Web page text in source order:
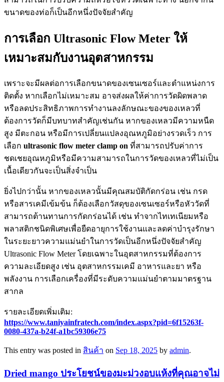
ขนาดของท่อก็เป็นอีกหนึ่งปัจจัยสำคัญ
การเลือก Ultrasonic Flow Meter ให้
เหมาะสมกับงานอุตสาหกรรม
เพราะจะมีผลต่อการเลือกขนาดของเซนเซอร์และตำแหน่งการ
ติดตั้ง หากเลือกไม่เหมาะสม อาจส่งผลให้ค่าการวัดผิดพลาด
หรือลดประสิทธิภาพการทำงานลงลักษณะของของเหลวที่
ต้องการวัดก็มีบทบาทสำคัญเช่นกัน หากของเหลวมีความหนืด
สูง มีตะกอน หรือมีการเปลี่ยนแปลงอุณหภูมิอย่างรวดเร็ว การ
เลือก ultrasonic flow meter clamp on ที่สามารถปรับค่าการ
ชดเชยอุณหภูมิหรือมีความสามารถในการวัดของเหลวที่ไม่เป็น
เนื้อเดียวกันจะเป็นสิ่งจำเป็น
ยิ่งไปกว่านั้น หากของเหลวนั้นมีคุณสมบัติกัดกร่อน เช่น กรด
หรือสารเคมีเข้มข้น ก็ต้องเลือกวัสดุของเซนเซอร์หรือหัววัดที่
สามารถต้านทานการกัดกร่อนได้ เช่น ทำจากไทเทเนียมหรือ
พลาสติกชนิดพิเศษเพื่อยืดอายุการใช้งานและลดค่าบำรุงรักษา
ในระยะยาวความแม่นยำในการวัดเป็นอีกหนึ่งปัจจัยสำคัญ
Ultrasonic Flow Meter โดยเฉพาะในอุตสาหกรรมที่ต้องการ
ความละเอียดสูง เช่น อุตสาหกรรมเคมี อาหารและยา หรือ
พลังงาน การเลือกเครื่องที่มีระดับความแม่นยำตามมาตรฐาน
สากล
รายละเอียดเพิ่มเติม:
https://www.taniyainfratech.com/index.aspx?pid=6f15263f-
0080-437a-b24f-a1bc59306e75
This entry was posted in สินค้า on Sep 18, 2025 by admin.
Dried mango ประโยชน์ของมะม่วงอบแห้งที่คุณอาจไม่